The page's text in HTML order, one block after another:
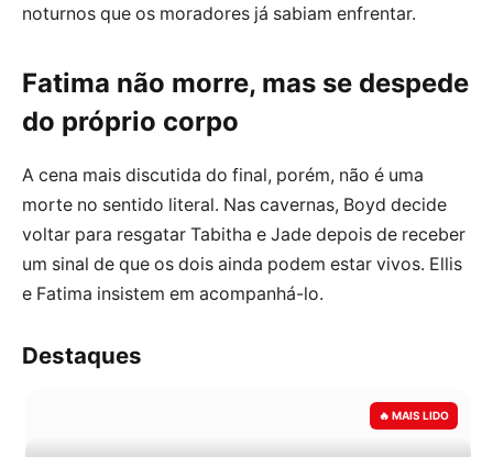
noturnos que os moradores já sabiam enfrentar.
Fatima não morre, mas se despede
do próprio corpo
A cena mais discutida do final, porém, não é uma
morte no sentido literal. Nas cavernas, Boyd decide
voltar para resgatar Tabitha e Jade depois de receber
um sinal de que os dois ainda podem estar vivos. Ellis
e Fatima insistem em acompanhá-lo.
Destaques